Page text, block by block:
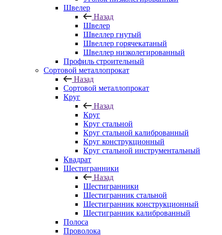
Швелер
Назад
Швелер
Швеллер гнутый
Швеллер горячекатаный
Швеллер низколегированный
Профиль строительный
Сортовой металлопрокат
Назад
Сортовой металлопрокат
Круг
Назад
Круг
Круг стальной
Круг стальной калиброванный
Круг конструкционный
Круг стальной инструментальный
Квадрат
Шестигранники
Назад
Шестигранники
Шестигранник стальной
Шестигранник конструкционный
Шестигранник калиброванный
Полоса
Проволока